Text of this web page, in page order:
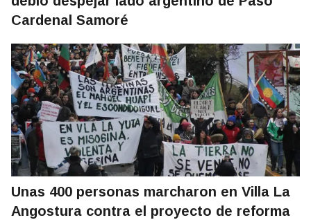
Cardenal Samoré
Unas 400 personas marcharon en Villa La
Angostura contra el proyecto de reforma